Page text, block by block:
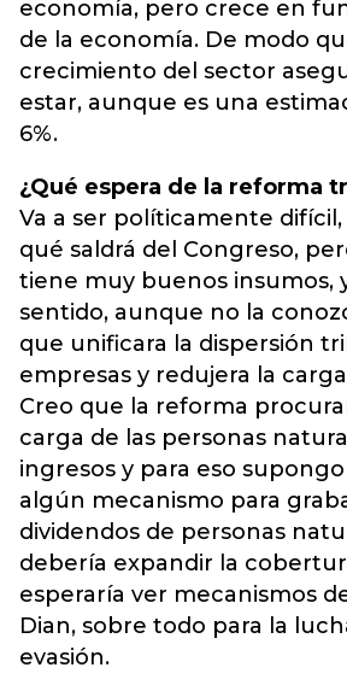
economía, pero crece en
de la economía. De modo
crecimiento del sector
estar, aunque es una
6%.
¿Qué espera de la reforma
Va a ser políticamente
qué saldrá del Congreso,
tiene muy buenos insumos,
sentido, aunque no la
que unificara la dispersión
empresas y redujera la
Creo que la reforma
carga de las personas
ingresos y para eso
algún mecanismo para
dividendos de personas
debería expandir la
esperaría ver mecanismos
Dian, sobre todo para la
evasión.